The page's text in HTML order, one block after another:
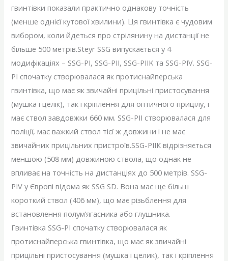
гвинтівки показали практично однакову точність
(менше однієї кутової хвилини). Ця гвинтівка є чудовим
вибором, коли йдеться про стрілянину на дистанції не
більше 500 метрів.Steyr SSG випускається у 4
модифікаціях – SSG-PI, SSG-PII, SSG-PIIK та SSG-PIV. SSG-
PI спочатку створювалася як протиснайперська
гвинтівка, що має як звичайні прицільні пристосування
(мушка і целік), так і кріплення для оптичного прицілу, і
має ствол завдовжки 660 мм. SSG-PII створювалася для
поліції, має важкий ствол тієї ж довжини і не має
звичайних прицільних пристроїв.SSG-PIIК відрізняється
меншою (508 мм) довжиною ствола, що однак не
впливає на точність на дистанціях до 500 метрів. SSG-
PIV у Європі відома як SSG SD. Вона має ще більш
короткий ствол (406 мм), що має різьблення для
встановлення полум’ягасника або глушника.
Гвинтівка SSG-PI спочатку створювалася як
протиснайперська гвинтівка, що має як звичайні
прицільні пристосування (мушка і целик), так і кріплення